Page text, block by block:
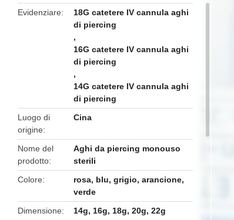
Evidenziare
18G catetere IV cannula aghi
di piercing
,
16G catetere IV cannula aghi
di piercing
,
14G catetere IV cannula aghi
di piercing
Luogo di
origine
Cina
Nome del
prodotto
Aghi da piercing monouso
sterili
Colore
rosa, blu, grigio, arancione,
verde
Dimensione
14g, 16g, 18g, 20g, 22g